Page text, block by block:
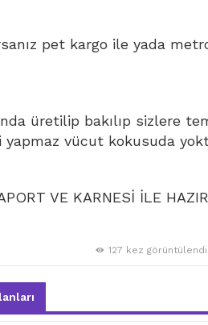
pet kargo ile yada
üretilip bakılıp sizlere
vücut kokusuda
VE KARNESİ İLE
127 kez görüntülendi.